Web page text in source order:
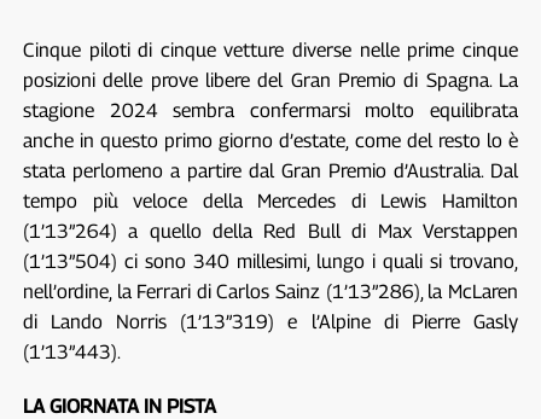
Cinque piloti di cinque vetture diverse nelle prime cinque
posizioni delle prove libere del Gran Premio di Spagna. La
stagione 2024 sembra confermarsi molto equilibrata
anche in questo primo giorno d’estate, come del resto lo è
stata perlomeno a partire dal Gran Premio d’Australia. Dal
tempo più veloce della Mercedes di Lewis Hamilton
(1’13”264) a quello della Red Bull di Max Verstappen
(1’13”504) ci sono 340 millesimi, lungo i quali si trovano,
nell’ordine, la Ferrari di Carlos Sainz (1’13”286), la McLaren
di Lando Norris (1’13”319) e l’Alpine di Pierre Gasly
(1’13”443).
LA GIORNATA IN PISTA